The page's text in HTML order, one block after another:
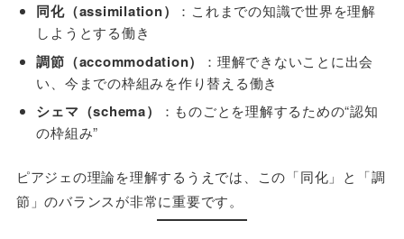
同化（assimilation）
：これまでの知識で世界を理解
しようとする働き
調節（accommodation）
：理解できないことに出会
い、今までの枠組みを作り替える働き
シェマ（schema）
：ものごとを理解するための“認知
の枠組み”
ピアジェの理論を理解するうえでは、この「同化」と「調
節」のバランスが非常に重要です。